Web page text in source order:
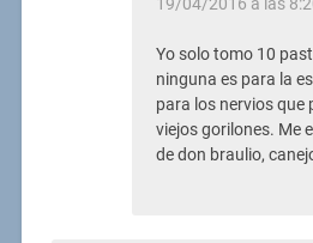
Yo solo tomo 10
ninguna es para la
para los nervios que
viejos gorilones. Me
de don braulio,